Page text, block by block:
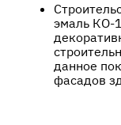
эмаль КО-
данное
фасадов